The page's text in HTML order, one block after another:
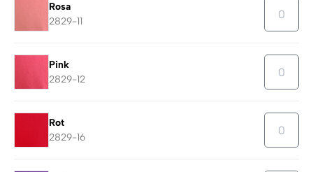
Rosa
2829-11
Pink
2829-12
Rot
2829-16